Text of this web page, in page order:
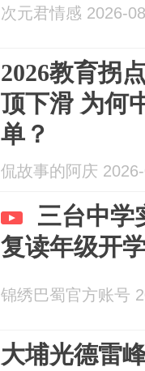
次元君情感 2026-
2026教育拐
顶下滑 为何
单？
侃故事的阿庆
三台中学
复读年级开
锦绣巴蜀官方账号
大埔光德雷